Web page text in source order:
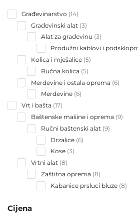
Građevinarstvo 1414
Građevinski alat 33
products
Alat za građevinu 33
products
Produžni kablovi i
Kolica i mješalice 55
Ručna kolica 55
Merdevine i ostala oprema 66
Merdevine 66
Vrt i bašta 1717
products
Baštenske mašine i oprema 99
Ručni baštenski alat 99
Drzalice 66
Kose 33
Vrtni alat 88
Zaštitna oprema 88
Kabanice prsluci bluze 88
Cijena